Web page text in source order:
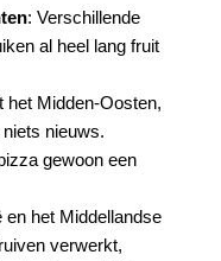
: Verschillende
al heel lang fruit
het Midden-Oosten,
nieuws.
gewoon een
het Middellandse
verwerkt,